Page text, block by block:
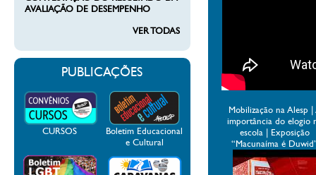
AVALIAÇÃO DE DESEMPENHO
VER TODAS
PUBLICAÇÕES
CURSOS
Boletim Educacional
e Cultural
Mobilização na Alesp |
importância do elogio
escola | Exposição
“Macunaíma é